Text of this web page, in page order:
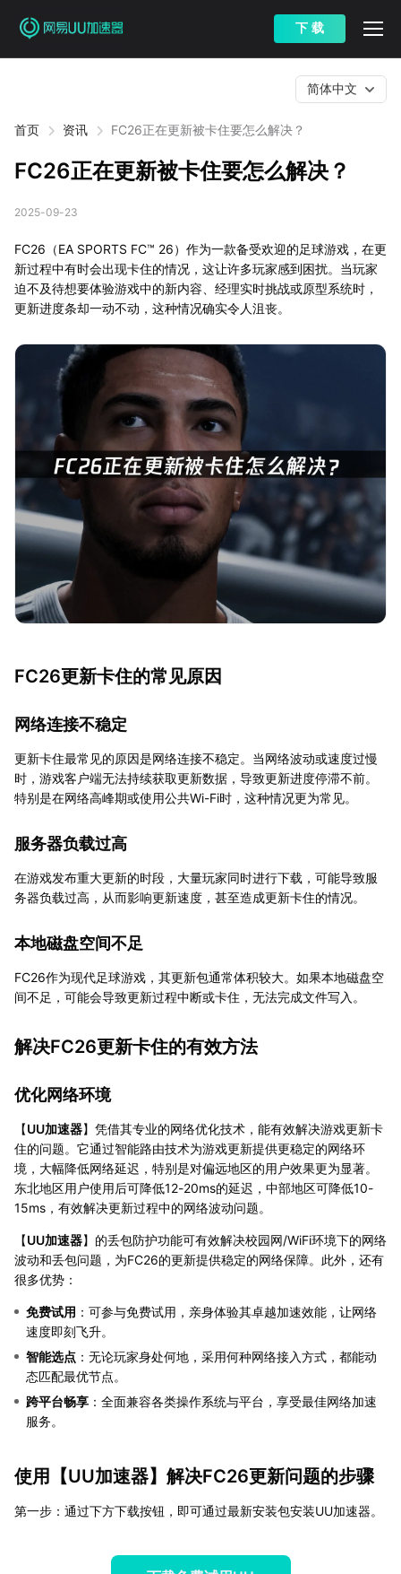
下 载
首页 资讯 FC26正在更新被卡住要怎么解决？
简体中文
FC26正在更新被卡住要怎么解决？
2025-09-23
FC26（EA SPORTS FC™ 26）作为一款备受欢迎的足球游戏，在更
新过程中有时会出现卡住的情况，这让许多玩家感到困扰。当玩家
迫不及待想要体验游戏中的新内容、经理实时挑战或原型系统时，
更新进度条却一动不动，这种情况确实令人沮丧。
FC26更新卡住的常见原因
网络连接不稳定
更新卡住最常见的原因是网络连接不稳定。当网络波动或速度过慢
时，游戏客户端无法持续获取更新数据，导致更新进度停滞不前。
特别是在网络高峰期或使用公共Wi-Fi时，这种情况更为常见。
服务器负载过高
在游戏发布重大更新的时段，大量玩家同时进行下载，可能导致服
务器负载过高，从而影响更新速度，甚至造成更新卡住的情况。
本地磁盘空间不足
FC26作为现代足球游戏，其更新包通常体积较大。如果本地磁盘空
间不足，可能会导致更新过程中断或卡住，无法完成文件写入。
解决FC26更新卡住的有效方法
优化网络环境
【UU加速器】凭借其专业的网络优化技术，能有效解决游戏更新卡
住的问题。它通过智能路由技术为游戏更新提供更稳定的网络环
境，大幅降低网络延迟，特别是对偏远地区的用户效果更为显著。
东北地区用户使用后可降低12-20ms的延迟，中部地区可降低10-
15ms，有效解决更新过程中的网络波动问题。
【UU加速器】的丢包防护功能可有效解决校园网/WiFi环境下的网络
波动和丢包问题，为FC26的更新提供稳定的网络保障。此外，还有
很多优势：
免费试用 ：可参与免费试用，亲身体验其卓越加速效能，让网络
速度即刻飞升。
智能选点 ：无论玩家身处何地，采用何种网络接入方式，都能动
态匹配最优节点。
跨平台畅享 ：全面兼容各类操作系统与平台，享受最佳网络加速
服务。
使用【UU加速器】解决FC26更新问题的步骤
第一步：通过下方下载按钮，即可通过最新安装包安装UU加速器。